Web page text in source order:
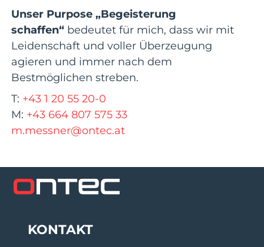
Unser Purpose „Begeisterung
schaffen“ bedeutet für mich, dass wir mit
Leidenschaft und voller Überzeugung
agieren und immer nach dem
Bestmöglichen streben.
T: +43 1 20 55 20-0
M: +43 664 807 575 33
m.messner@ontec.at
KONTAKT